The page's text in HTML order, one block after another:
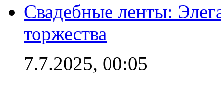
Свадебные ленты:
торжества
7.7.2025, 00:05